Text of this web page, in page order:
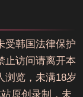
受韩国法律保护
止访问请离开本
浏览，未满18岁
原创录制，未